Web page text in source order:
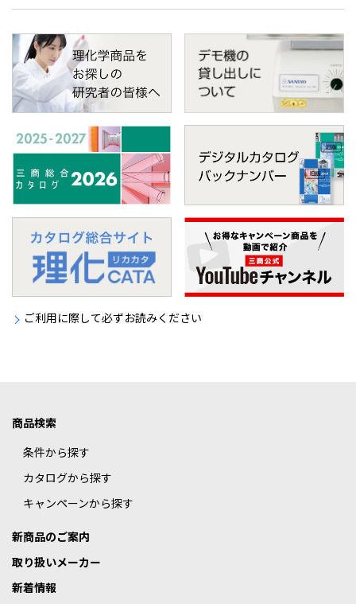
ご利用に際して必ずお読みください
商品検索
条件から探す
カタログから探す
キャンペーンから探す
新商品のご案内
取り扱いメーカー
新着情報